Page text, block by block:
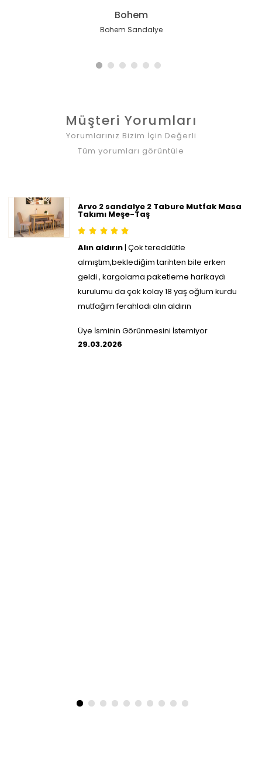
Bohem
Bohem Sandalye
Cheri Masif
Cheri Minimal i̇skandinav Ahşap Sandalye
Coco Maison
Coco Maison Sandalye
Touch İskandinav
Touch İskandinav Meşe İskelet Krem
Hazeran İskandinav
Hazeran İskandinav Meşe İskelet Sandalye
Cheri Masif
Cheri i̇skandinav Sırt Minderli Ahşap
Müşteri Yorumları
Yorumlarınız Bizim İçin Değerli
Tüm yorumları görüntüle
Arvo 2 sandalye 2 Tabure Mutfak Masa
Takımı Meşe-Taş
Alın aldırın| Çok tereddütle
almıştım,beklediğim tarihten bile erken
geldi , kargolama paketleme harikaydı
kurulumu da çok kolay 18 yaş oğlum kurdu
mutfağım ferahladı alın aldırın
Üye İsminin Görünmesini İstemiyor
29.03.2026